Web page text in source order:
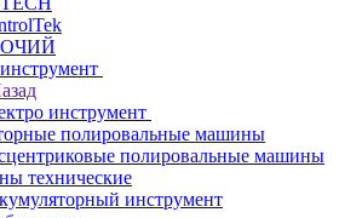
инструмент
полировальные машины
полировальные машины
технические
инструмент